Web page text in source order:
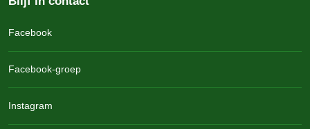
1 slaapkamer met eenpersoonsbed (2 m * 0,80 m) en
haard
Woonkamer met bank en eethoek
Facebook
Facebook-groep
Instagram